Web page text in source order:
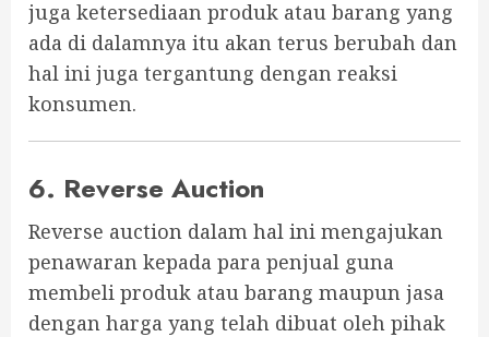
juga ketersediaan produk atau barang yang
ada di dalamnya itu akan terus berubah dan
hal ini juga tergantung dengan reaksi
konsumen.
6. Reverse Auction
Reverse auction dalam hal ini mengajukan
penawaran kepada para penjual guna
membeli produk atau barang maupun jasa
dengan harga yang telah dibuat oleh pihak